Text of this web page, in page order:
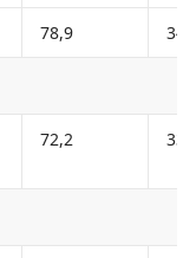
78,9 344
72,2 331